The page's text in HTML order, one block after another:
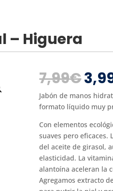
– Higuera
7,99€El
era:
Jabón de manos
formato líquido muy
Con elementos
suaves pero eficaces.
del aceite de girasol,
elasticidad. La
alantoína aceleran la
Agregamos extracto